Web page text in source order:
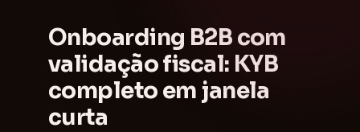
Onboarding B2B com
validação fiscal: KYB
completo em janela
curta